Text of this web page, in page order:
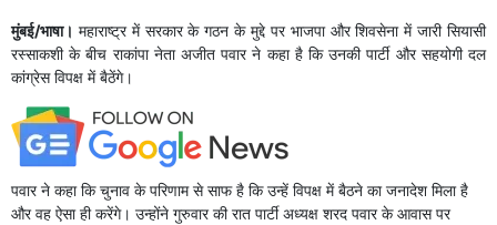
मुंबई/भाषा। महाराष्ट्र में सरकार के गठन के मुद्दे पर भाजपा और शिवसेना में जारी सियासी
रस्साकशी के बीच राकांपा नेता अजीत पवार ने कहा है कि उनकी पार्टी और सहयोगी दल
कांग्रेस विपक्ष में बैठेंगे।
पवार ने कहा कि चुनाव के परिणाम से साफ है कि उन्हें विपक्ष में बैठने का जनादेश मिला है
और वह ऐसा ही करेंगे। उन्होंने गुरुवार की रात पार्टी अध्यक्ष शरद पवार के आवास पर